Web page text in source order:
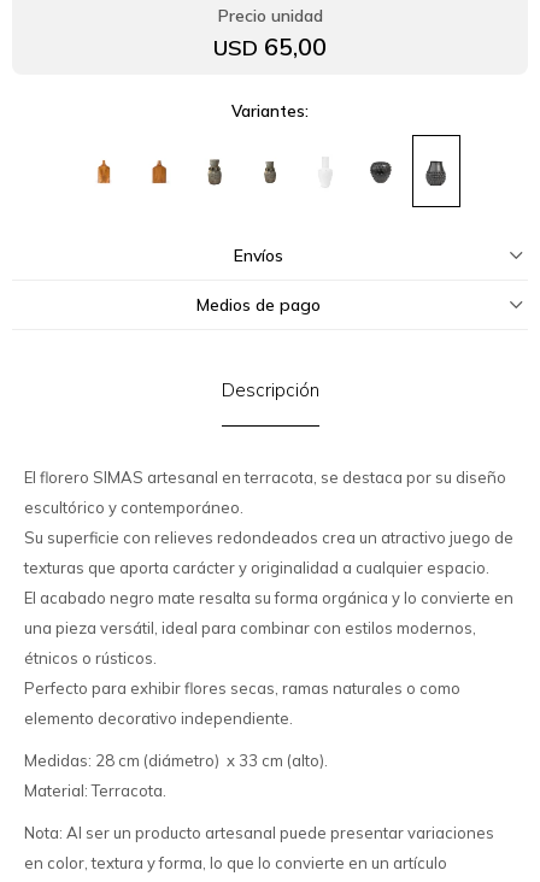
USD 65,00
Variantes:
Envíos
Medios de pago
Descripción
El florero SIMAS artesanal en terracota, se destaca por su diseño
escultórico y contemporáneo.
Su superficie con relieves redondeados crea un atractivo juego de
texturas que aporta carácter y originalidad a cualquier espacio.
El acabado negro mate resalta su forma orgánica y lo convierte en
una pieza versátil, ideal para combinar con estilos modernos,
étnicos o rústicos.
Perfecto para exhibir flores secas, ramas naturales o como
elemento decorativo independiente.
Medidas: 28 cm (diámetro) x 33 cm (alto).
Material: Terracota.
Nota: Al ser un producto artesanal puede presentar variaciones
en color, textura y forma, lo que lo convierte en un artículo